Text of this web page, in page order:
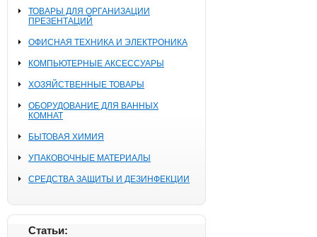
ТОВАРЫ ДЛЯ ОРГАНИЗАЦИИ
ПРЕЗЕНТАЦИЙ
ОФИСНАЯ ТЕХНИКА И ЭЛЕКТРОНИКА
КОМПЬЮТЕРНЫЕ АКСЕССУАРЫ
ХОЗЯЙСТВЕННЫЕ ТОВАРЫ
ОБОРУДОВАНИЕ ДЛЯ ВАННЫХ
КОМНАТ
БЫТОВАЯ ХИМИЯ
УПАКОВОЧНЫЕ МАТЕРИАЛЫ
СРЕДСТВА ЗАЩИТЫ И ДЕЗИНФЕКЦИИ
Статьи: